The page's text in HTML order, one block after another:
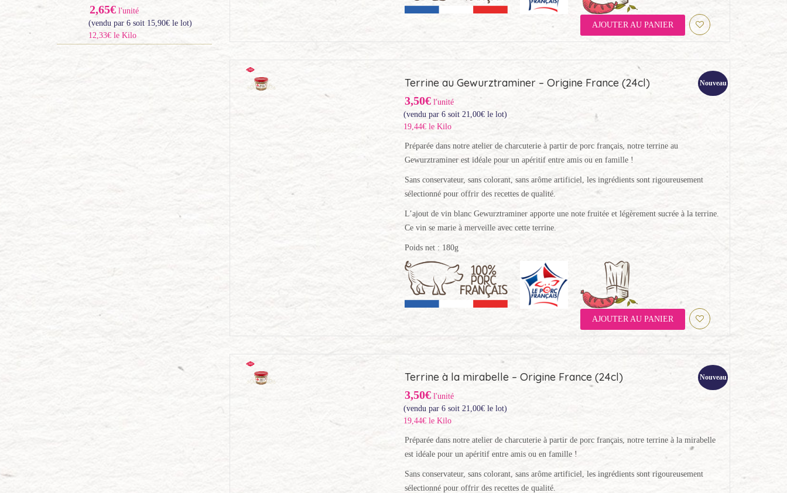
2,65€ l'unité
(vendu par 6 soit 15,90€ le lot)
12,33€ le Kilo
AJOUTER AU PANIER
Nouveau
Terrine au Gewurztraminer – Origine France (24cl)
3,50€l'unité
(vendu par 6 soit 21,00€le lot)
19,44€ le Kilo
Préparée dans notre atelier de charcuterie à partir de porc français, notre terrine au
Gewurztraminer est idéale pour un apéritif entre amis ou en famille !
Sans conservateur, sans colorant, sans arôme artificiel, les ingrédients sont rigoureusement
sélectionné pour offrir des recettes de qualité.
L’ajout de vin blanc Gewurztraminer apporte une note fruitée et légèrement sucrée à la terrine.
Ce vin se marie à merveille avec cette terrine.
Poids net : 180g
AJOUTER AU PANIER
Nouveau
Terrine à la mirabelle – Origine France (24cl)
3,50€l'unité
(vendu par 6 soit 21,00€le lot)
19,44€ le Kilo
Préparée dans notre atelier de charcuterie à partir de porc français, notre terrine à la mirabelle
est idéale pour un apéritif entre amis ou en famille !
Sans conservateur, sans colorant, sans arôme artificiel, les ingrédients sont rigoureusement
sélectionné pour offrir des recettes de qualité.